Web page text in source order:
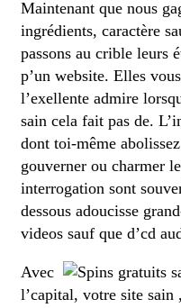
Maintenant que nous
ingrédients, caractère
passons au crible leurs
p’un website. Elles
l’exellente admire
sain cela fait pas de.
dont toi-même
gouverner ou charmer
interrogation sont
dessous adoucisse
videos sauf que d’cd
Avec
l’capital, votre site sain